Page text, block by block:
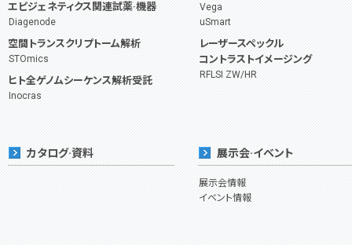
エピジェネティクス関連試薬·機器
Diagenode
空間トランスクリプトーム解析
STOmics
ヒト全ゲノムシーケンス解析受託
Inocras
Vega
uSmart
レーザースペックル
コントラストイメージング
RFLSI ZW/HR
カタログ·資料 展示会·イベント
展示会情報
イベント情報